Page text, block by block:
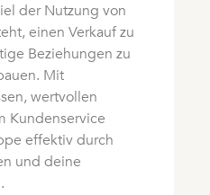
der Nutzung von
einen Verkauf zu
Beziehungen zu
Mit
wertvollen
Kundenservice
effektiv durch
und deine